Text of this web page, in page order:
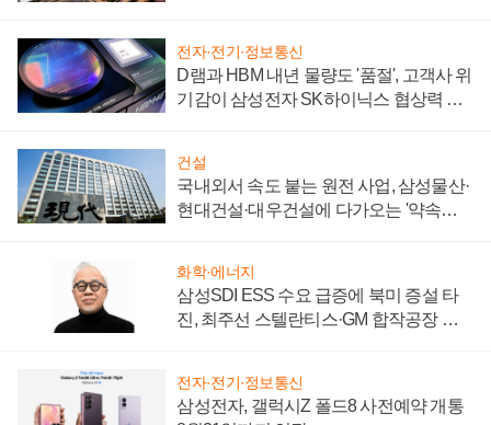
전자·전기·정보통신
D램과 HBM 내년 물량도 '품절', 고객사 위
기감이 삼성전자 SK하이닉스 협상력 더
건설
국내외서 속도 붙는 원전 사업, 삼성물산·
현대건설·대우건설에 다가오는 '약속의
화학·에너지
삼성SDI ESS 수요 급증에 북미 증설 타
진, 최주선 스텔란티스·GM 합작공장 건
전자·전기·정보통신
삼성전자, 갤럭시Z 폴드8 사전예약 개통